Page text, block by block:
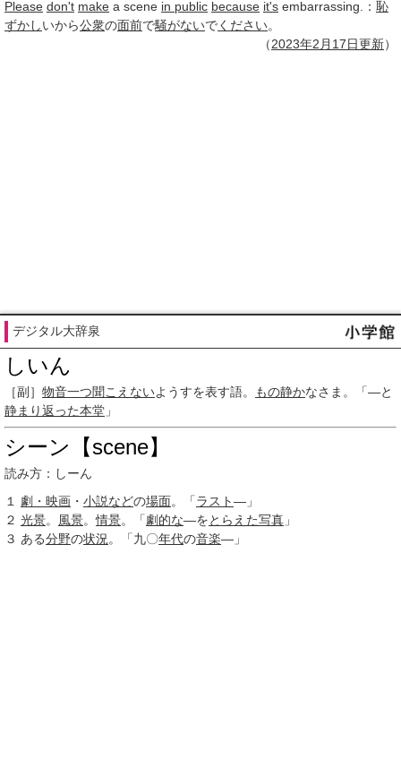
Please don't make a scene in public because it's embarrassing.： 恥
ずかしいから公衆の面前で騒がないでください。
（2023年2月17日更新）
デジタル大辞泉
しいん
［副］ 物音一つ聞こえないようすを表す語。 もの静かなさま。「―と
静まり返った本堂 」
シーン【scene】
読み方：しーん
１
劇・映画 ・ 小説などの場面。「ラスト―」
２ 光景。 風景。情景。「劇的な―をとらえた写真 」
３ ある分野の状況 。「九〇年代の音楽―」